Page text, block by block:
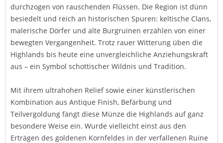
durchzogen von rauschenden Flüssen. Die Region ist dünn
besiedelt und reich an historischen Spuren: keltische Clans,
malerische Dörfer und alte Burgruinen erzählen von einer
bewegten Vergangenheit. Trotz rauer Witterung üben die
Highlands bis heute eine unvergleichliche Anziehungskraft
aus – ein Symbol schottischer Wildnis und Tradition.
Mit ihrem ultrahohen Relief sowie einer künstlerischen
Kombination aus Antique Finish, Befärbung und
Teilvergoldung fängt diese Münze die Highlands auf ganz
besondere Weise ein. Wurde vielleicht einst aus den
Erträgen des goldenen Kornfeldes in der verfallenen Ruine